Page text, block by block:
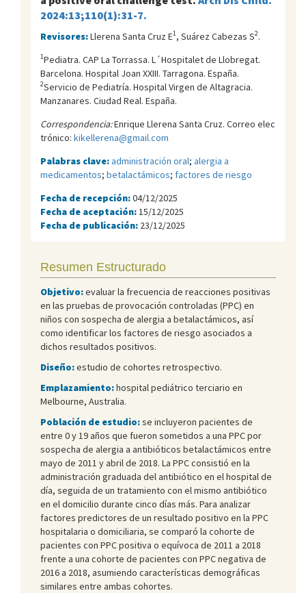
2024:13;110(1):31-7.
Revisores:Llerena Santa Cruz E1, Suárez Cabezas S2.
1Pediatra. CAP La Torrassa. L´Hospitalet de Llobregat.
Barcelona. Hospital Joan XXIII. Tarragona. España.
2Servicio de Pediatría. Hospital Virgen de Altagracia.
Manzanares. Ciudad Real. España.
Correspondencia:Enrique Llerena Santa Cruz. Correo elec
trónico: kikellerena@gmail.com
Palabras clave:administración oral; alergia a
medicamentos; betalactámicos; factores de riesgo
Fecha de recepción:04/12/2025
Fecha de aceptación: 15/12/2025
Fecha de publicación: 23/12/2025
Resumen Estructurado
Objetivo:evaluar la frecuencia de reacciones positivas
en las pruebas de provocación controladas (PPC) en
niños con sospecha de alergia a betalactámicos, así
como identificar los factores de riesgo asociados a
dichos resultados positivos.
Diseño:estudio de cohortes retrospectivo.
Emplazamiento:hospital pediátrico terciario en
Melbourne, Australia.
Población de estudio:se incluyeron pacientes de
entre 0 y 19 años que fueron sometidos a una PPC por
sospecha de alergia a antibióticos betalactámicos entre
mayo de 2011 y abril de 2018. La PPC consistió en la
administración graduada del antibiótico en el hospital de
día, seguida de un tratamiento con el mismo antibiótico
en el domicilio durante cinco días más. Para analizar
factores predictores de un resultado positivo en la PPC
hospitalaria o domiciliaria, se comparó la cohorte de
pacientes con PPC positiva o equívoca de 2011 a 2018
frente a una cohorte de pacientes con PPC negativa de
2016 a 2018, asumiendo características demográficas
similares entre ambas cohortes.